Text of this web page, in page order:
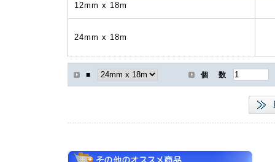
12mm x 18m
24mm x 18m
■ 個 数